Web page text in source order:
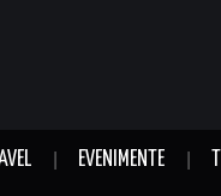
EVENIMENTE